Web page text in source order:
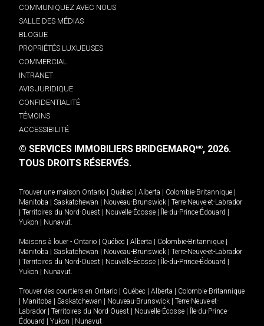
COMMUNIQUEZ AVEC NOUS
SALLE DES MÉDIAS
BLOGUE
PROPRIÉTÉS LUXUEUSES
COMMERCIAL
INTRANET
AVIS JURIDIQUE
CONFIDENTIALITÉ
TÉMOINS
ACCESSIBILITÉ
© SERVICES IMMOBILIERS BRIDGEMARQMD, 2026.
TOUS DROITS RÉSERVÉS.
Trouver une maison Ontario Québec Alberta Colombie-Britannique
Manitoba
Saskatchewan Nouveau-Brunswick
Terre-Neuve-et-Labrador
Territoires du Nord-Ouest Nouvelle-Écosse Île-du-Prince-Édouard
Yukon
Nunavut.
Maisons à louer - Ontario Québec Alberta Colombie-Britannique
Manitoba
Saskatchewan Nouveau-Brunswick
Terre-Neuve-et-Labrador
Territoires du Nord-Ouest Nouvelle-Écosse Île-du-Prince-Édouard
Yukon
Nunavut.
Trouver des courtiers en Ontario Québec Alberta
Colombie-Britannique
Manitoba Saskatchewan Nouveau-Brunswick
Terre-Neuve-et-
Labrador
Territoires du Nord-Ouest Nouvelle-Écosse
Île-du-Prince-
Édouard
Yukon Nunavut